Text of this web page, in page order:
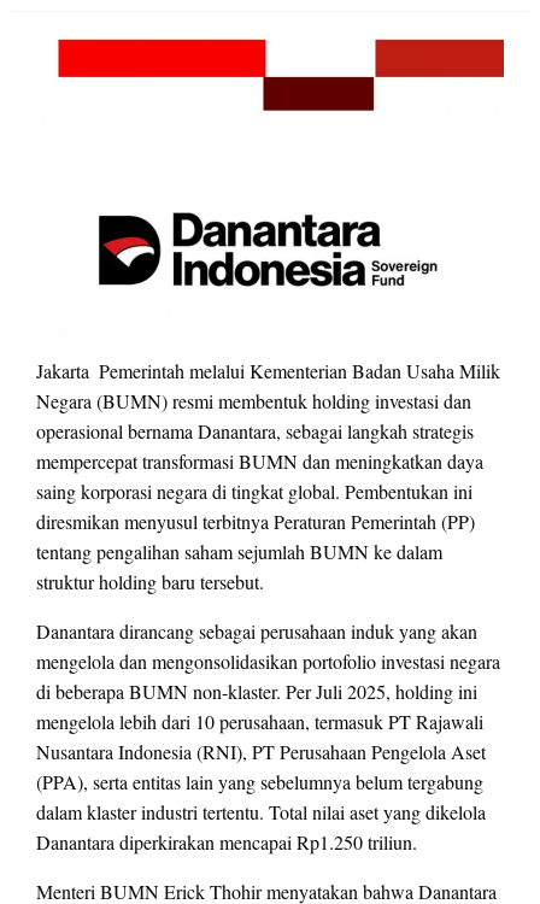
Jakarta  Pemerintah melalui Kementerian Badan Usaha Milik
Negara (BUMN) resmi membentuk holding investasi dan
operasional bernama Danantara, sebagai langkah strategis
mempercepat transformasi BUMN dan meningkatkan daya
saing korporasi negara di tingkat global. Pembentukan ini
diresmikan menyusul terbitnya Peraturan Pemerintah (PP)
tentang pengalihan saham sejumlah BUMN ke dalam
struktur holding baru tersebut.
Danantara dirancang sebagai perusahaan induk yang akan
mengelola dan mengonsolidasikan portofolio investasi negara
di beberapa BUMN non-klaster. Per Juli 2025, holding ini
mengelola lebih dari 10 perusahaan, termasuk PT Rajawali
Nusantara Indonesia (RNI), PT Perusahaan Pengelola Aset
(PPA), serta entitas lain yang sebelumnya belum tergabung
dalam klaster industri tertentu. Total nilai aset yang dikelola
Danantara diperkirakan mencapai Rp1.250 triliun.
Menteri BUMN Erick Thohir menyatakan bahwa Danantara